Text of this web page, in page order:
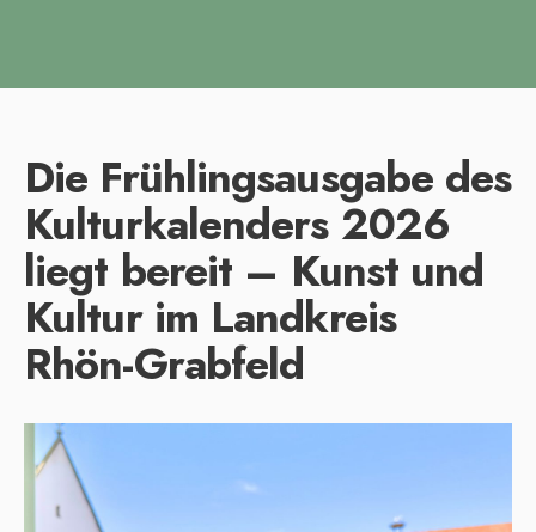
Die Frühlingsausgabe des
Kulturkalenders 2026
liegt bereit – Kunst und
Kultur im Landkreis
Rhön-Grabfeld